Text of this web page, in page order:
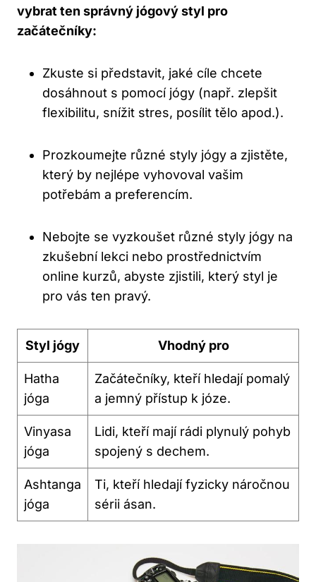
vybrat ten správný jógový styl pro
začátečníky:
Zkuste si představit, jaké cíle chcete
dosáhnout s pomocí jógy (např. zlepšit
flexibilitu, snížit stres, posílit tělo apod.).
Prozkoumejte různé styly jógy a zjistěte,
který by nejlépe vyhovoval vašim
potřebám a preferencím.
Nebojte se vyzkoušet různé styly jógy na
zkušební lekci nebo prostřednictvím
online kurzů, abyste zjistili, který styl je
pro vás ten pravý.
Styl jógy Vhodný pro
Hatha
jóga
Začátečníky, kteří hledají pomalý
a jemný přístup k józe.
Vinyasa
jóga
Lidi, kteří mají rádi plynulý pohyb
spojený s dechem.
Ashtanga
jóga
Ti, kteří hledají fyzicky náročnou
sérii ásan.